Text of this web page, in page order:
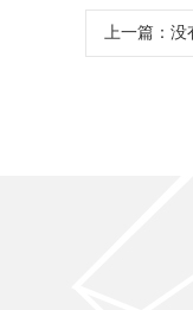
上一篇：没